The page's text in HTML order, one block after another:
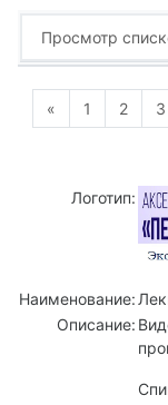
Просмотр
« Предыдущая
1 Страница 1
2 3
Логотип:
Наименование:
Описание: